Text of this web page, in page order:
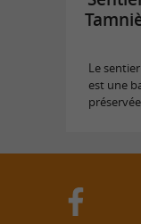
Le
est une